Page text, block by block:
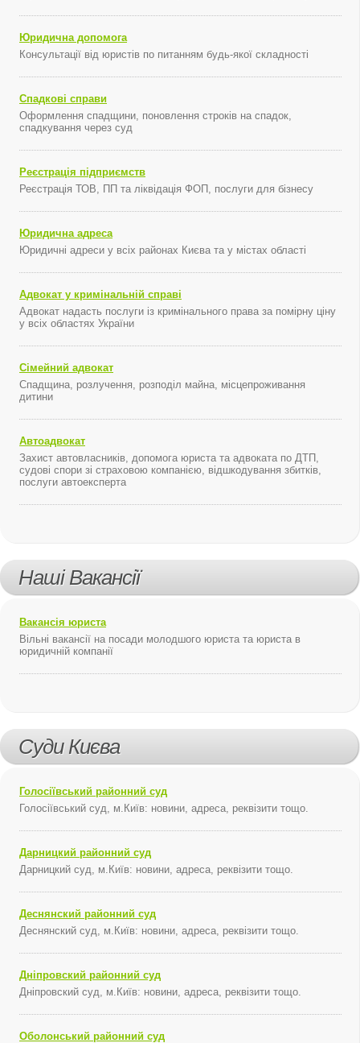
Юридична допомога
Консультації від юристів по питанням будь-якої складності
Спадкові справи
Оформлення спадщини, поновлення строків на спадок,
спадкування через суд
Реєстрація підприємств
Реєстрація ТОВ, ПП та ліквідація ФОП, послуги для бізнесу
Юридична адреса
Юридичні адреси у всіх районах Києва та у містах області
Адвокат у кримінальній справі
Адвокат надасть послуги із кримінального права за помірну ціну
у всіх областях України
Сімейний адвокат
Спадщина, розлучення, розподіл майна, місцепроживання
дитини
Автоадвокат
Захист автовласників, допомога юриста та адвоката по ДТП,
судові спори зі страховою компанією, відшкодування збитків,
послуги автоексперта
Наші Вакансії
Вакансія юриста
Вільні вакансії на посади молодшого юриста та юриста в
юридичній компанії
Суди Києва
Голосіївський районний суд
Голосіївський суд, м.Київ: новини, адреса, реквізити тощо.
Дарницкий районний суд
Дарницкий суд, м.Київ: новини, адреса, реквізити тощо.
Деснянский районний суд
Деснянский суд, м.Київ: новини, адреса, реквізити тощо.
Дніпровский районний суд
Дніпровский суд, м.Київ: новини, адреса, реквізити тощо.
Оболонський районний суд